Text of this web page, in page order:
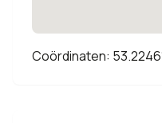
Coördinaten: